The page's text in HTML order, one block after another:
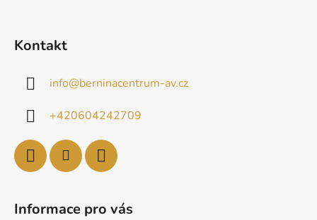
Kontakt
info@berninacentrum-av.cz
+420604242709
Informace pro vás